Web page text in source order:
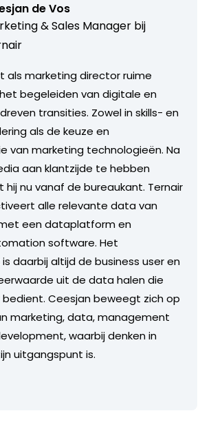
de Vos
& Sales Manager bij
als marketing director ruime
begeleiden van digitale en
transities. Zowel in skills- en
als de keuze en
van marketing technologieën. Na
aan klantzijde te hebben
hij nu vanaf de bureaukant. Ternair
alle relevante data van
een dataplatform en
software. Het
daarbij altijd de business user en
uit de data halen die
Ceesjan beweegt zich op
marketing, data, management
waarbij denken in
uitgangspunt is.